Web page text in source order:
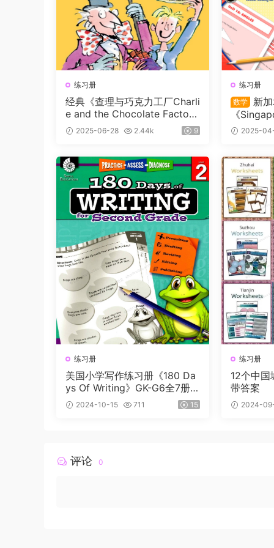
练习册
经典《查理与巧克力工厂Charli
e and the Chocolate Factor
y》PDF书籍+原版阅读理解练
习纸含答案
2025-06-28 2.44k 9
练习册
数学
新
《
（L1-L4
2025-
练习册
美国小学写作练习册《180 Da
ys Of Writing》GK-G6全7册+
11集精讲课
2024-10-15 711 15
练习册
12个中‮城国‬市阅读理解练习纸
带答案
2024-
评论 0